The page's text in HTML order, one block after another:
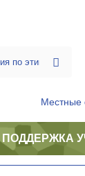
Местные
ПОДДЕРЖКА